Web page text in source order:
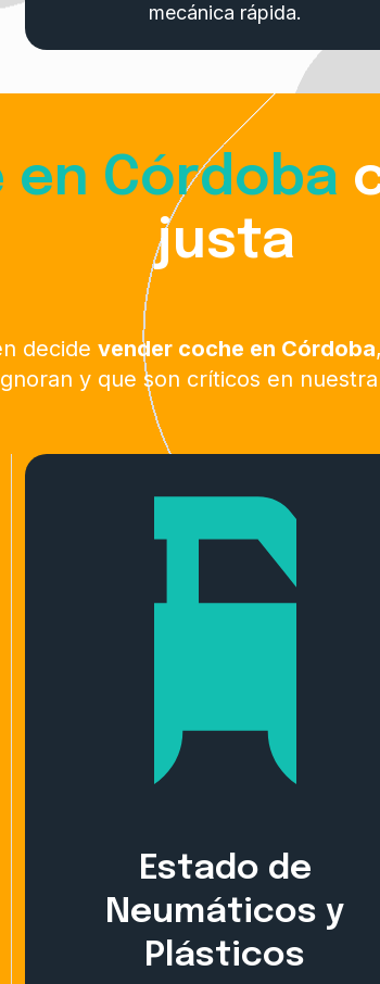
mecánica rápida.
Córdoba
justa
decide vender coche en Córdoba
y que son críticos en
Estado de
Neumáticos y
Plásticos